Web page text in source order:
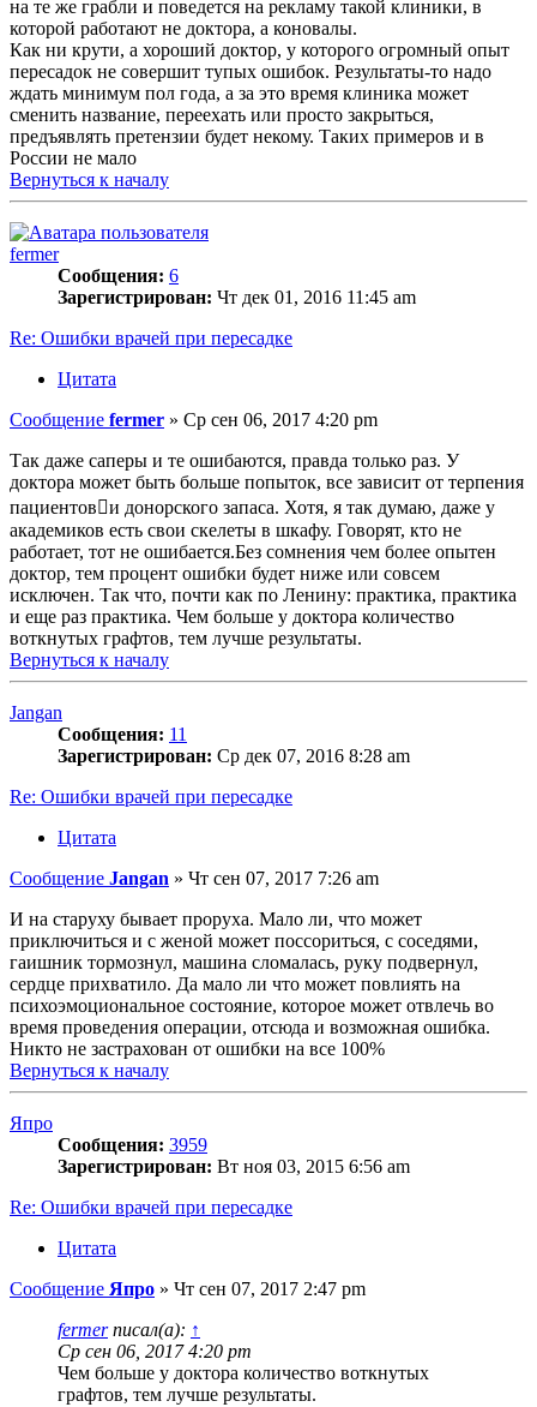
на те же грабли и поведется на рекламу такой клиники, в
которой работают не доктора, а коновалы.
Как ни крути, а хороший доктор, у которого огромный опыт
пересадок не совершит тупых ошибок. Результаты-то надо
ждать минимум пол года, а за это время клиника может
сменить название, переехать или просто закрыться,
предъявлять претензии будет некому. Таких примеров и в
России не мало
Вернуться к началу
fermer
Сообщения: 6
Зарегистрирован: Чт дек 01, 2016 11:45 am
Re: Ошибки врачей при пересадке
Цитата
Сообщение fermer » Ср сен 06, 2017 4:20 pm
Так даже саперы и те ошибаются, правда только раз. У
доктора может быть больше попыток, все зависит от терпения
пациентови донорского запаса. Хотя, я так думаю, даже у
академиков есть свои скелеты в шкафу. Говорят, кто не
работает, тот не ошибается.Без сомнения чем более опытен
доктор, тем процент ошибки будет ниже или совсем
исключен. Так что, почти как по Ленину: практика, практика
и еще раз практика. Чем больше у доктора количество
воткнутых графтов, тем лучше результаты.
Вернуться к началу
Jangan
Сообщения: 11
Зарегистрирован: Ср дек 07, 2016 8:28 am
Re: Ошибки врачей при пересадке
Цитата
Сообщение Jangan » Чт сен 07, 2017 7:26 am
И на старуху бывает проруха. Мало ли, что может
приключиться и с женой может поссориться, с соседями,
гаишник тормознул, машина сломалась, руку подвернул,
сердце прихватило. Да мало ли что может повлиять на
психоэмоциональное состояние, которое может отвлечь во
время проведения операции, отсюда и возможная ошибка.
Никто не застрахован от ошибки на все 100%
Вернуться к началу
Япро
Сообщения: 3959
Зарегистрирован: Вт ноя 03, 2015 6:56 am
Re: Ошибки врачей при пересадке
Цитата
Сообщение Япро » Чт сен 07, 2017 2:47 pm
fermerписал(а): ↑
Ср сен 06, 2017 4:20 pm
Чем больше у доктора количество воткнутых
графтов, тем лучше результаты.